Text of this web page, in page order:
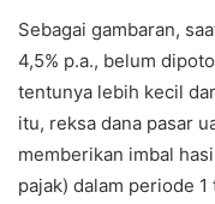
Sebagai gambaran,
4,5% p.a., belum
tentunya lebih kecil
itu, reksa dana pasar
memberikan imbal
pajak) dalam periode